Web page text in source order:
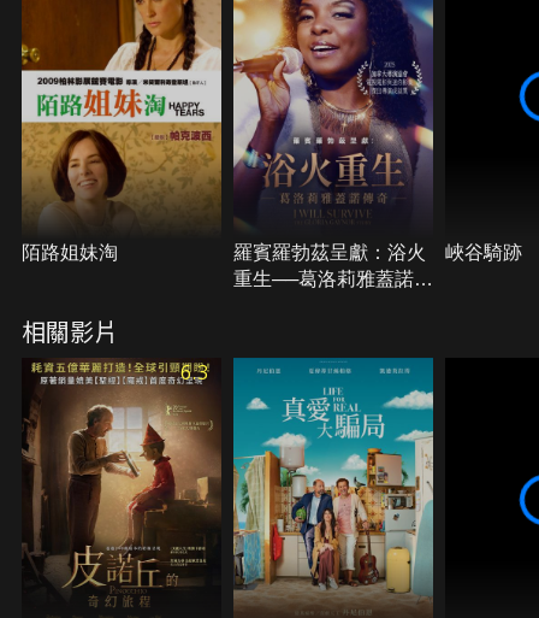
陌路姐妹淘
羅賓羅勃茲呈獻：浴火
重生──葛洛莉雅蓋諾傳
峽谷騎跡
相關影片
6.3